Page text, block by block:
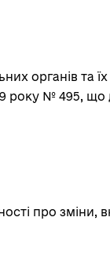
органів та
року № 495,
про зміни,